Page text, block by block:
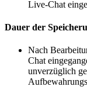
Live-Chat
Dauer der
Nach
Chat
unverzüglich